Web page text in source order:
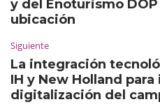
y del Enoturismo
ubicación
Siguiente
La integración
IH y New Holland
digitalización del